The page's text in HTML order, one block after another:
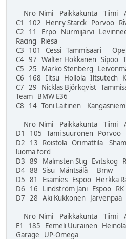
Nro Nimi Paikkakunta Tiimi
C1 102 Henry Starck Porvoo
C2 11 Erpo Nurmijärvi
Racing Riesa
C3 101 Cessi Tammisaari
C4 97 Walter Hokkanen Sipoo
C5 25 Marko Stenberg
C6 168 Iltsu Hollola Iltsutech
C7 29 Nicklas Björkqvist
Team BMW E36
C8 14 Toni Laitinen
Nro Nimi Paikkakunta Tiimi
D1 105 Tami suuronen Porvoo
D2 13 Roistola Orimattila
luoma ford
D3 89 Malmsten Stig Evitskog
D4 88 Sisu Mäntsälä Bmw
D5 81 Esamies Espoo Herkka
D6 16 Lindström Jani Espoo RK
D7 28 Aki Kukkonen Järvenpää
Nro Nimi Paikkakunta Tiimi
E1 185 Eemeli Uurainen
Garage UP-Omega